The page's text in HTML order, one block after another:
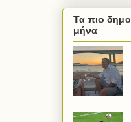
Τα πιο
μήνα